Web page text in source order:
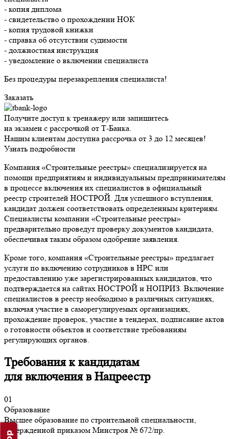
- копия диплома
- свидетельство о прохождении НОК
- копия трудовой книжки
- справка об отсутствии судимости
- должностная инструкция
- уведомление о включении специалиста
Без процедуры перезакрепления специалиста!
Заказать
Получите доступ к тренажеру или запишитесь
на экзамен с рассрочкой от Т-Банка.
Нашим клиентам доступна рассрочка от 3 до 12 месяцев!
Узнать подробности
Компания «Строительные реестры» специализируется на
помощи предприятиям и индивидуальным предпринимателям
в процессе включения их специалистов в официальный
реестр строителей НОСТРОЙ. Для успешного вступления,
кандидат должен соответствовать определенным критериям.
Специалисты компании «Строительные реестры»
предварительно проведут проверку документов кандидата,
обеспечивая таким образом одобрение заявления.
Кроме того, компания «Строительные реестры» предлагает
услуги по включению сотрудников в НРС или
предоставлению уже зарегистрированных кандидатов, что
подтверждается на сайтах НОСТРОЙ и НОПРИЗ. Включение
специалистов в реестр необходимо в различных ситуациях,
включая участие в саморегулируемых организациях,
прохождение проверок, участие в тендерах, подписание актов
о готовности объектов и соответствие требованиям
регулирующих органов.
Требования к кандидатам
для включения в Нацреестр
01
Образование
Высшее образование по строительной специальности,
утвержденной приказом Минстроя № 672/пр.